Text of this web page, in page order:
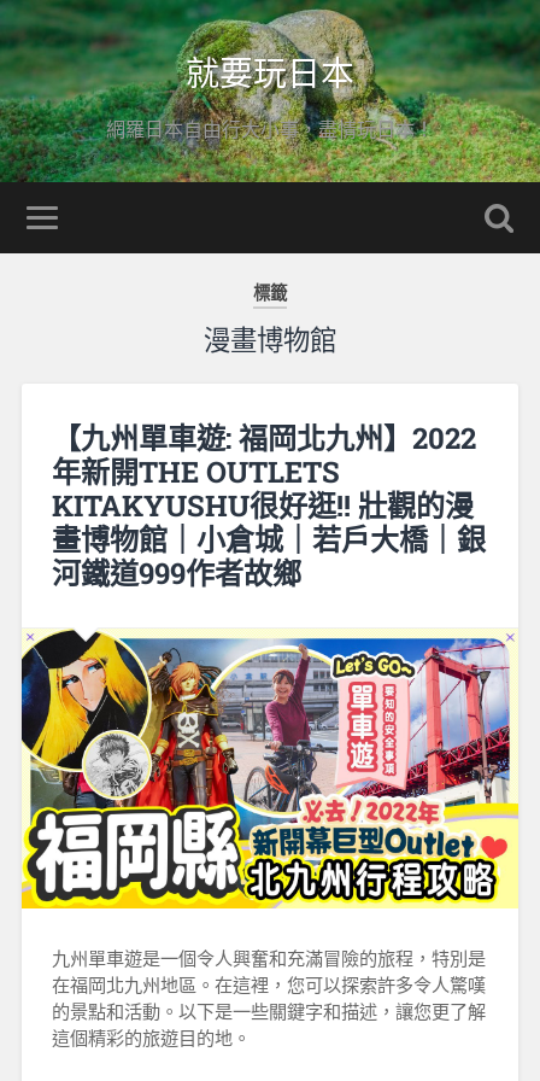
就要玩日本
網羅日本自由行大小事，盡情玩日本！
標籤
漫畫博物館
【九州單車遊: 福岡北九州】2022
年新開THE OUTLETS
KITAKYUSHU很好逛!! 壯觀的漫
畫博物館｜小倉城｜若戶大橋｜銀
河鐵道999作者故鄉
九州單車遊是一個令人興奮和充滿冒險的旅程，特別是
在福岡北九州地區。在這裡，您可以探索許多令人驚嘆
的景點和活動。以下是一些關鍵字和描述，讓您更了解
這個精彩的旅遊目的地。